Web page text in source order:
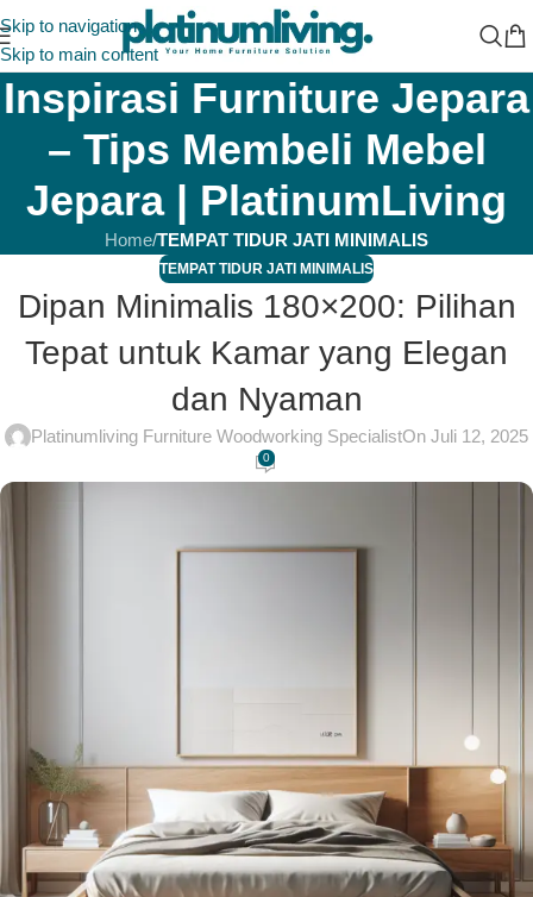
Skip to navigation
Skip to main content
Inspirasi Furniture Jepara
– Tips Membeli Mebel
Jepara | PlatinumLiving
Home/TEMPAT TIDUR JATI MINIMALIS
TEMPAT TIDUR JATI MINIMALIS
Dipan Minimalis 180×200: Pilihan
Tepat untuk Kamar yang Elegan
dan Nyaman
Platinumliving Furniture Woodworking SpecialistOn Juli 12, 2025
0